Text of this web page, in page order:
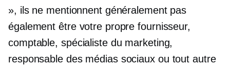
», ils ne mentionnent généralement pas
également être votre propre fournisseur,
comptable, spécialiste du marketing,
responsable des médias sociaux ou tout autre